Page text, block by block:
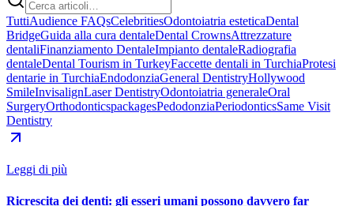
TuttiAudience FAQsCelebritiesOdontoiatria esteticaDental
BridgeGuida alla cura dentaleDental CrownsAttrezzature
dentaliFinanziamento DentaleImpianto dentaleRadiografia
dentaleDental Tourism in TurkeyFaccette dentali in TurchiaProtesi
dentarie in TurchiaEndodonziaGeneral DentistryHollywood
SmileInvisalignLaser DentistryOdontoiatria generaleOral
SurgeryOrthodonticspackagesPedodonziaPeriodonticsSame Visit
Dentistry
Leggi di più
Ricrescita dei denti: gli esseri umani possono davvero far